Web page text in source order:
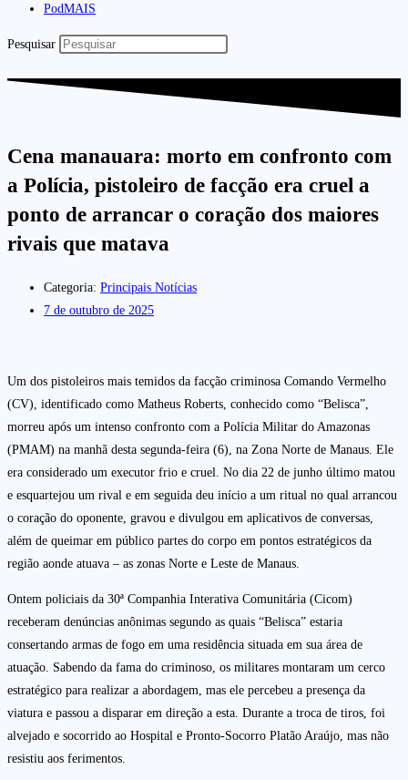
PodMAIS
Pesquisar
Cena manauara: morto em confronto com
a Polícia, pistoleiro de facção era cruel a
ponto de arrancar o coração dos maiores
rivais que matava
Categoria: Principais Notícias
7 de outubro de 2025
Um dos pistoleiros mais temidos da facção criminosa Comando Vermelho
(CV), identificado como Matheus Roberts, conhecido como “Belisca”,
morreu após um intenso confronto com a Polícia Militar do Amazonas
(PMAM) na manhã desta segunda-feira (6), na Zona Norte de Manaus. Ele
era considerado um executor frio e cruel. No dia 22 de junho último matou
e esquartejou um rival e em seguida deu início a um ritual no qual arrancou
o coração do oponente, gravou e divulgou em aplicativos de conversas,
além de queimar em público partes do corpo em pontos estratégicos da
região aonde atuava – as zonas Norte e Leste de Manaus.
Ontem policiais da 30ª Companhia Interativa Comunitária (Cicom)
receberam denúncias anônimas segundo as quais “Belisca” estaria
consertando armas de fogo em uma residência situada em sua área de
atuação. Sabendo da fama do criminoso, os militares montaram um cerco
estratégico para realizar a abordagem, mas ele percebeu a presença da
viatura e passou a disparar em direção a esta. Durante a troca de tiros, foi
alvejado e socorrido ao Hospital e Pronto-Socorro Platão Araújo, mas não
resistiu aos ferimentos.